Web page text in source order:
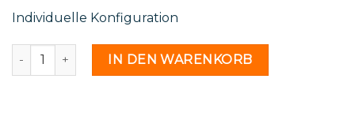
Individuelle Konfiguration
MUSTER H 19 24a - 2237485 Menge
IN DEN WARENKORB